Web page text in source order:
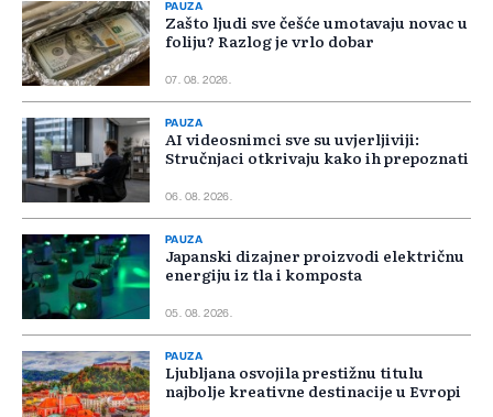
PAUZA
Zašto ljudi sve češće umotavaju novac u
foliju? Razlog je vrlo dobar
07. 08. 2026.
PAUZA
AI videosnimci sve su uvjerljiviji:
Stručnjaci otkrivaju kako ih prepoznati
06. 08. 2026.
PAUZA
Japanski dizajner proizvodi električnu
energiju iz tla i komposta
05. 08. 2026.
PAUZA
Ljubljana osvojila prestižnu titulu
najbolje kreativne destinacije u Evropi